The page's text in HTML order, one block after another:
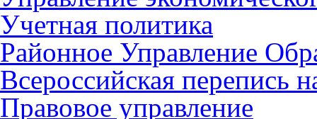
Учетная политика
Районное Управление
Всероссийская перепись
Правовое управление